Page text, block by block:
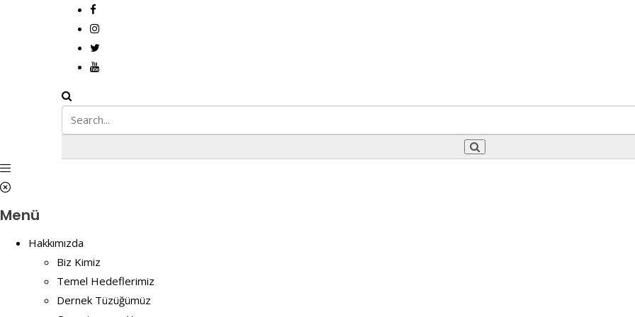
Menü
Hakkımızda
Biz Kimiz
Temel Hedeflerimiz
Dernek Tüzüğümüz